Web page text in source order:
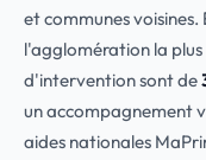
et communes voisines.
l'agglomération la plus
d'intervention sont de
un accompagnement
aides nationales